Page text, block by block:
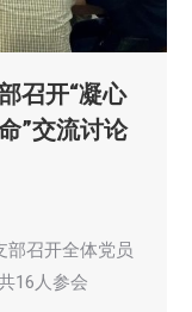
召开“凝心
”交流讨论
部召开全体党员
16人参会